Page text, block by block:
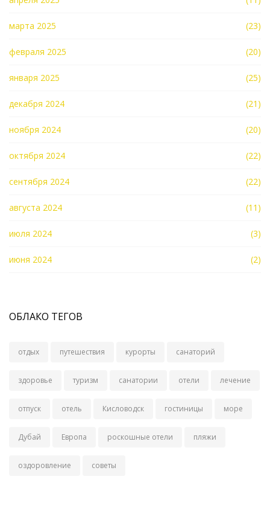
марта 2025 (23)
февраля 2025 (20)
января 2025 (25)
декабря 2024 (21)
ноября 2024 (20)
октября 2024 (22)
сентября 2024 (22)
августа 2024 (11)
июля 2024 (3)
июня 2024 (2)
ОБЛАКО ТЕГОВ
отдых путешествия курорты санаторий
здоровье туризм санатории отели лечение
отпуск отель Кисловодск гостиницы море
Дубай Европа роскошные отели пляжи
оздоровление советы